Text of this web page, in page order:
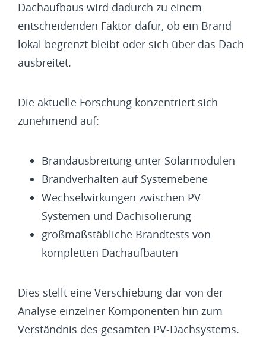
Dachaufbaus wird dadurch zu einem
entscheidenden Faktor dafür, ob ein Brand
lokal begrenzt bleibt oder sich über das Dach
ausbreitet.
Die aktuelle Forschung konzentriert sich
zunehmend auf:
Brandausbreitung unter Solarmodulen
Brandverhalten auf Systemebene
Wechselwirkungen zwischen PV-
Systemen und Dachisolierung
großmaßstäbliche Brandtests von
kompletten Dachaufbauten
Dies stellt eine Verschiebung dar von der
Analyse einzelner Komponenten hin zum
Verständnis des gesamten PV-Dachsystems.